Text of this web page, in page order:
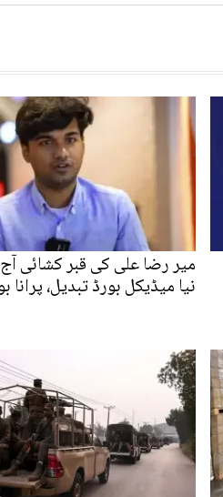
میر رضا علی کی قبر کشائی
نیا میڈیکل بورڈ تبدیل، پرانا